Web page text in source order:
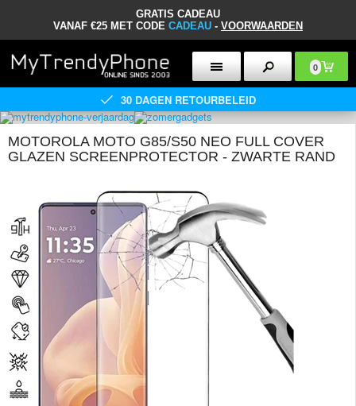
GRATIS CADEAU
VANAF €25 MET CODE CADEAU - VOORWAARDEN
0
30 DAGEN RETOURBELEID
MOTOROLA MOTO G85/S50 NEO FULL COVER
GLAZEN SCREENPROTECTOR - ZWARTE RAND